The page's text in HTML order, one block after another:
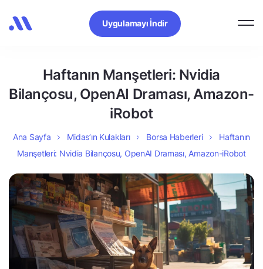
Uygulamayı İndir
Haftanın Manşetleri: Nvidia
Bilançosu, OpenAI Draması, Amazon-
iRobot
Ana Sayfa Midas’ın Kulakları Borsa Haberleri
Haftanın
Manşetleri: Nvidia Bilançosu, OpenAI Draması, Amazon-iRobot